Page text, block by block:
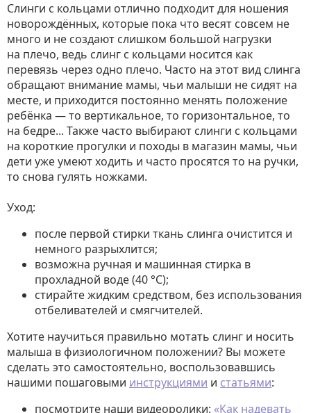
Слинги с кольцами отлично подходит для ношения
новорождённых, которые пока что весят совсем не
много и не создают слишком большой нагрузки
на плечо, ведь слинг с кольцами носится как
перевязь через одно плечо. Часто на этот вид слинга
обращают внимание мамы, чьи малыши не сидят на
месте, и приходится постоянно менять положение
ребёнка — то вертикальное, то горизонтальное, то
на бедре... Также часто выбирают слинги с кольцами
на короткие прогулки и походы в магазин мамы, чьи
дети уже умеют ходить и часто просятся то на ручки,
то снова гулять ножками.
Уход:
после первой стирки ткань слинга очистится и
немного разрыхлится;
возможна ручная и машинная стирка в
прохладной воде (40 °C);
стирайте жидким средством, без использования
отбеливателей и смягчителей.
Хотите научиться правильно мотать слинг и носить
малыша в физиологичном положении? Вы можете
сделать это самостоятельно, воспользовавшись
нашими пошаговыми инструкциями и статьями:
посмотрите наши видеоролики: «Как надевать